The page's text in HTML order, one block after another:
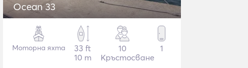
Ocean 33
Моторна яхта
33 ft
10 m
10
Кръстосване
1